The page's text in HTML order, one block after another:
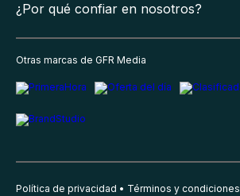
¿Por qué confiar en nosotros?
Otras marcas de GFR Media
Política de privacidad Términos y condiciones